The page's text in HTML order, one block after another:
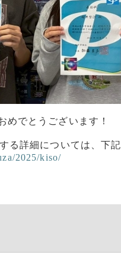
めでとうございます！
る詳細については、下記
2025/kiso/